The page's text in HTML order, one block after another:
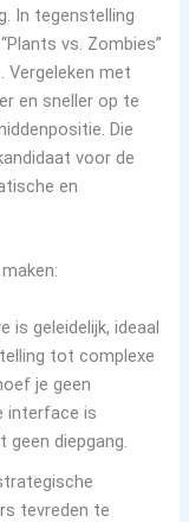
In tegenstelling
vs. Zombies”
met
en sneller op te
Die
voor de
en
is geleidelijk, ideaal
tot complexe
je geen
interface is
geen diepgang.
tevreden te